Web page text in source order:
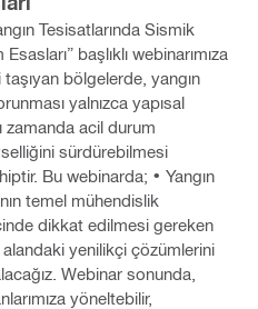
Tesisatlarında Sismik
başlıklı webinarımıza
bölgelerde, yangın
yalnızca yapısal
zamanda acil durum
sürdürebilmesi
Bu webinarda; • Yangın
temel mühendislik
dikkat edilmesi gereken
yenilikçi çözümlerini
Webinar sonunda,
yöneltebilir,